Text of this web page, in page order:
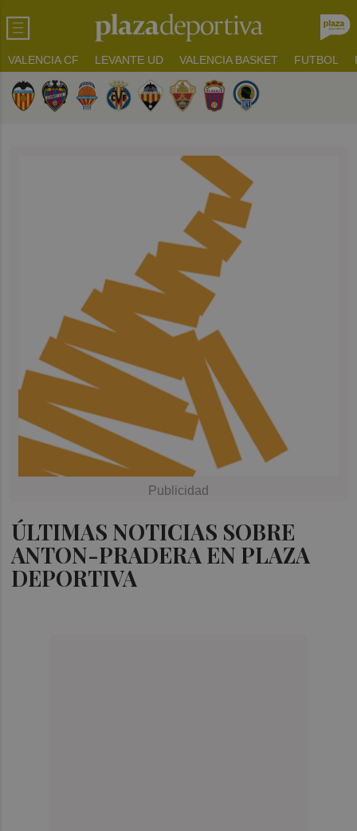
VALENCIA CF LEVANTE UD VALENCIA BASKET FUTBOL
ÚLTIMAS NOTICIAS SOBRE
ANTON-PRADERA EN PLAZA
DEPORTIVA